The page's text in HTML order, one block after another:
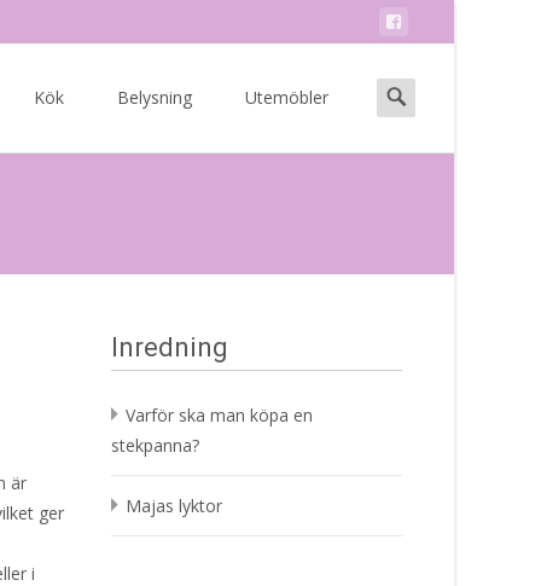
Kök Belysning Utemöbler
Search
for:
är
ger
i
Inredning
Varför ska man köpa en
stekpanna?
Majas lyktor